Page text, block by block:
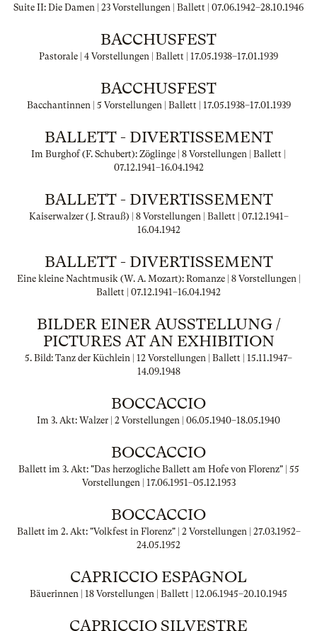
Suite II: Die Damen | 23 Vorstellungen | Ballett | 07.06.1942–28.10.1946
BACCHUSFEST
Pastorale | 4 Vorstellungen | Ballett | 17.05.1938–17.01.1939
BACCHUSFEST
Bacchantinnen | 5 Vorstellungen | Ballett | 17.05.1938–17.01.1939
BALLETT - DIVERTISSEMENT
Im Burghof (F. Schubert): Zöglinge | 8 Vorstellungen | Ballett |
07.12.1941–16.04.1942
BALLETT - DIVERTISSEMENT
Kaiserwalzer (J. Strauß) | 8 Vorstellungen | Ballett | 07.12.1941–
16.04.1942
BALLETT - DIVERTISSEMENT
Eine kleine Nachtmusik (W. A. Mozart): Romanze | 8 Vorstellungen |
Ballett | 07.12.1941–16.04.1942
BILDER EINER AUSSTELLUNG /
PICTURES AT AN EXHIBITION
5. Bild: Tanz der Küchlein | 12 Vorstellungen | Ballett | 15.11.1947–
14.09.1948
BOCCACCIO
Im 3. Akt: Walzer | 2 Vorstellungen | 06.05.1940–18.05.1940
BOCCACCIO
Ballett im 3. Akt: "Das herzogliche Ballett am Hofe von Florenz" | 55
Vorstellungen | 17.06.1951–05.12.1953
BOCCACCIO
Ballett im 2. Akt: "Volkfest in Florenz" | 2 Vorstellungen | 27.03.1952–
24.05.1952
CAPRICCIO ESPAGNOL
Bäuerinnen | 18 Vorstellungen | Ballett | 12.06.1945–20.10.1945
CAPRICCIO SILVESTRE